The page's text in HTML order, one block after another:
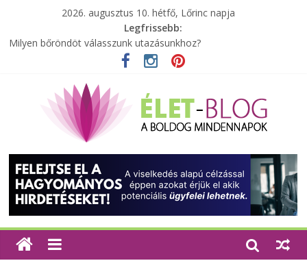
2026. augusztus 10. hétfő, Lőrinc napja
Legfrissebb:
Milyen bőröndöt válasszunk utazásunkhoz?
Elérhető zöld energia mindenki számára
Különleges tömörfa ládák Indiából
A zöld forradalom: A mosó- és parfümtermékek környezetbarát
szempontjainak erősítése